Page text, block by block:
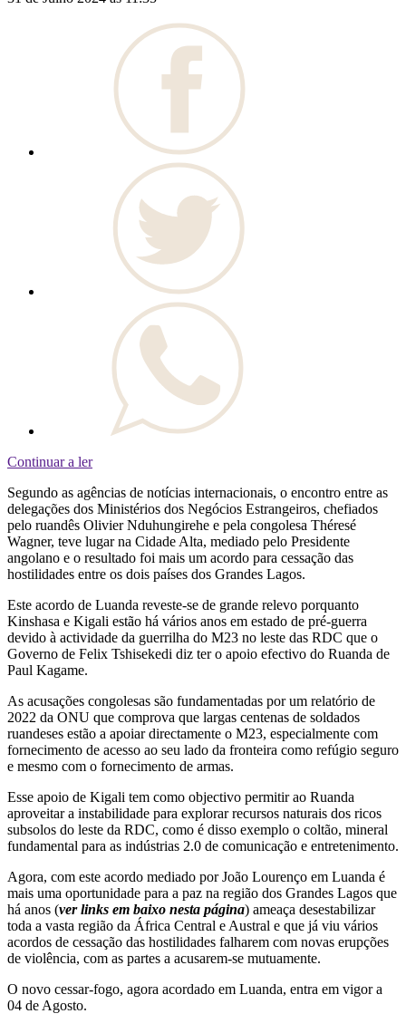
Continuar a ler
Segundo as agências de notícias internacionais, o encontro entre as
delegações dos Ministérios dos Negócios Estrangeiros, chefiados
pelo ruandês Olivier Nduhungirehe e pela congolesa Théresé
Wagner, teve lugar na Cidade Alta, mediado pelo Presidente
angolano e o resultado foi mais um acordo para cessação das
hostilidades entre os dois países dos Grandes Lagos.
Este acordo de Luanda reveste-se de grande relevo porquanto
Kinshasa e Kigali estão há vários anos em estado de pré-guerra
devido à actividade da guerrilha do M23 no leste das RDC que o
Governo de Felix Tshisekedi diz ter o apoio efectivo do Ruanda de
Paul Kagame.
As acusações congolesas são fundamentadas por um relatório de
2022 da ONU que comprova que largas centenas de soldados
ruandeses estão a apoiar directamente o M23, especialmente com
fornecimento de acesso ao seu lado da fronteira como refúgio seguro
e mesmo com o fornecimento de armas.
Esse apoio de Kigali tem como objectivo permitir ao Ruanda
aproveitar a instabilidade para explorar recursos naturais dos ricos
subsolos do leste da RDC, como é disso exemplo o coltão, mineral
fundamental para as indústrias 2.0 de comunicação e entretenimento.
Agora, com este acordo mediado por João Lourenço em Luanda é
mais uma oportunidade para a paz na região dos Grandes Lagos que
há anos (ver links em baixo nesta página) ameaça desestabilizar
toda a vasta região da África Central e Austral e que já viu vários
acordos de cessação das hostilidades falharem com novas erupções
de violência, com as partes a acusarem-se mutuamente.
O novo cessar-fogo, agora acordado em Luanda, entra em vigor a
04 de Agosto.